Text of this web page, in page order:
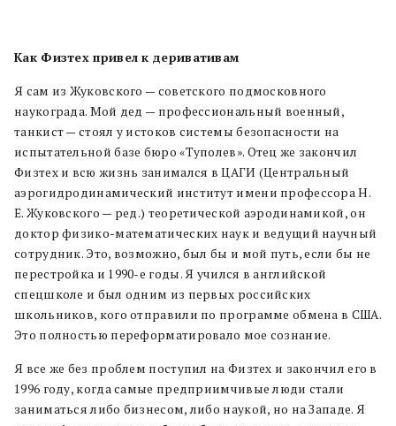
Как Физтех привел к деривативам
Я сам из Жуковского — советского подмосковного
наукограда. Мой дед — профессиональный военный,
танкист — стоял у истоков системы безопасности на
испытательной базе бюро «Туполев». Отец же закончил
Физтех и всю жизнь занимался в ЦАГИ (Центральный
аэрогидродинамический институт имени профессора Н.
Е. Жуковского — ред.) теоретической аэродинамикой, он
доктор физико-математических наук и ведущий научный
сотрудник. Это, возможно, был бы и мой путь, если бы не
перестройка и 1990-е годы. Я учился в английской
спецшколе и был одним из первых российских
школьников, кого отправили по программе обмена в США.
Это полностью переформатировало мое сознание.
Я все же без проблем поступил на Физтех и закончил его в
1996 году, когда самые предприимчивые люди стали
заниматься либо бизнесом, либо наукой, но на Западе. Я